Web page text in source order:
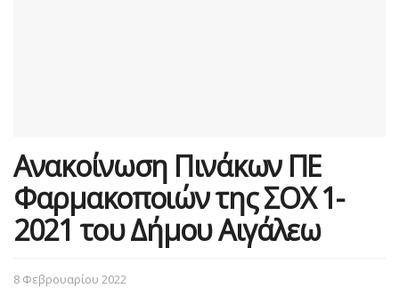
Ανακοίνωση Πινάκων ΠΕ
Φαρμακοποιών της ΣΟΧ 1-
2021 του Δήμου Αιγάλεω
8 Φεβρουαρίου 2022